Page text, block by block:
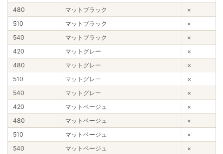
480
マットブラック
×
510
マットブラック
×
540
マットブラック
×
420
マットグレー
×
480
マットグレー
×
510
マットグレー
×
540
マットグレー
×
420
マットベージュ
×
480
マットベージュ
×
510
マットベージュ
×
540
マットベージュ
×